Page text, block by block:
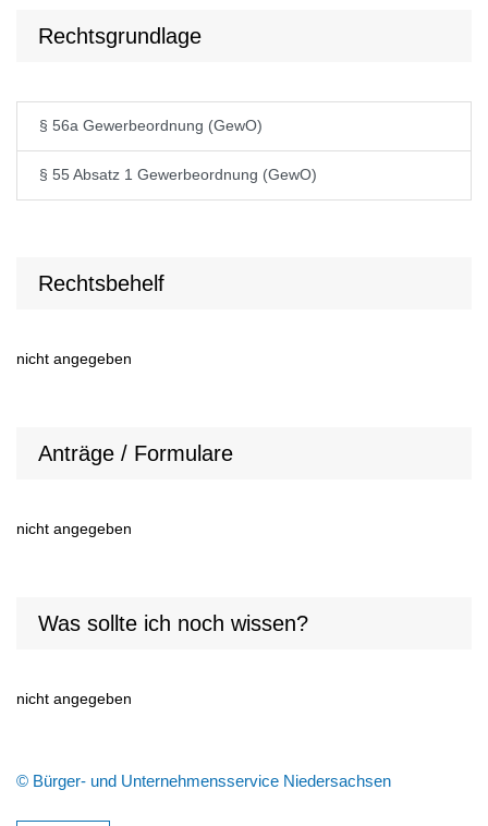
Rechtsgrundlage
§ 56a Gewerbeordnung (GewO)
§ 55 Absatz 1 Gewerbeordnung (GewO)
Rechtsbehelf
nicht angegeben
Anträge / Formulare
nicht angegeben
Was sollte ich noch wissen?
nicht angegeben
© Bürger- und Unternehmensservice Niedersachsen